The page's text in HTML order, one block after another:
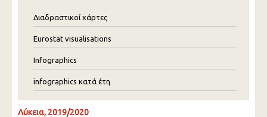
Διαδραστικοί χάρτες
Eurostat visualisations
Infographics
infographics κατά έτη
Λύκεια, 2019/2020